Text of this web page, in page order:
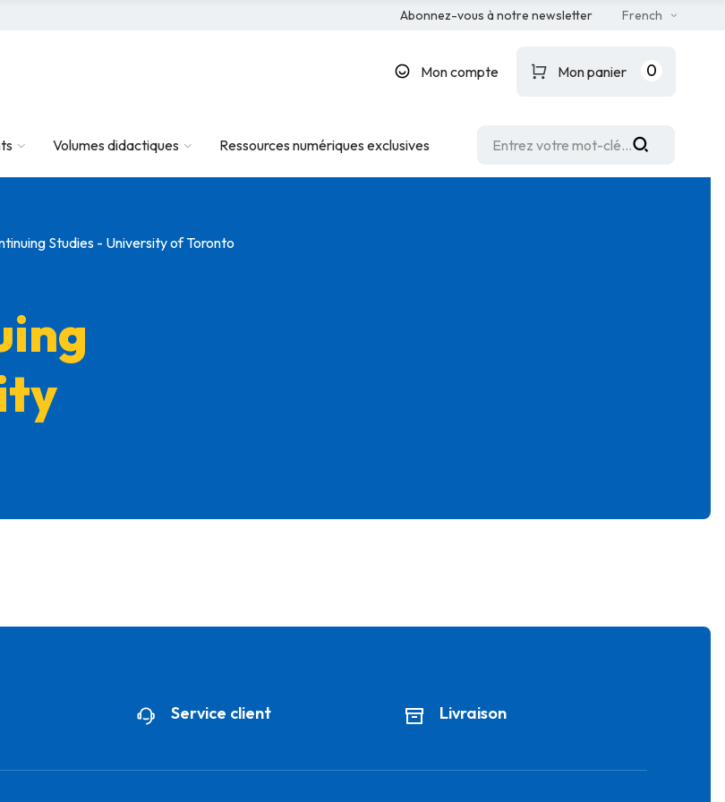
Abonnez-vous à notre newsletter French
Mon compte Mon panier 0
Volumes didactiques Ressources numériques exclusives
Studies - University of Toronto
Service client Livraison